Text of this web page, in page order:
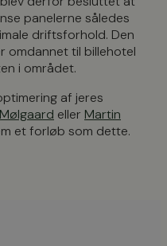
panelerne således
driftsforhold. Den
omdannet til billehotel
i området.
af jeres
eller Martin
et forløb som dette.